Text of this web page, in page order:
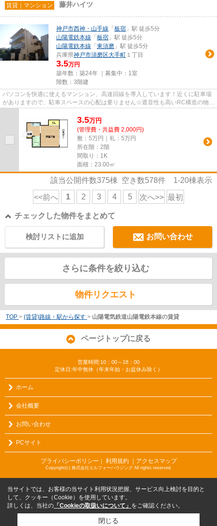
賃貸｜マンション 藤井ハイツ
神戸市西神・山手線 「 板宿 」駅 徒歩5分
山陽電鉄本線 「 板宿 」駅 徒歩5分
山陽電鉄本線 「 東須磨 」駅 徒歩5分
兵庫県神戸市須磨区大手町 １丁目
3.5万円
築年数：築24年 ｜募集中： 1室
階数：3階建
パソコンを快適に使えるマンション、高速回線を導入しています！近くに駐車場
がありますので、駐車スペースの心配は要りません☆遮音性も高いRC構造の物
3.5万円
(管理費・共益費 2,000円)
敷：5万円｜礼：5万円
所在階：2階
間取り：1K
面積：23.00㎡
該当公開件数375棟 空き数578件 1-20棟表示
<<前へ 1 2 3 4 5 次へ>> 最初
チェックした物件をまとめて
お問い合わせ
検討リストに追加
さらに条件を絞り込む
物件リクエスト
TOP > (賃貸)路線・駅から探す > 山陽電気鉄道山陽電鉄本線の賃貸
ページトップに戻る
営業時間:10：00～18：00
定休日:年中無休（年末年始・お盆休み除く）
ホーム
会社概要
お問い合わせ
PCサイト
プライバシーポリシー ｜ 利用規約 ｜アクセスマップ
Copyright(c) 株式会社エルフォーハウジング All rights reserved.
当サイトでは、お客様の当サイト利用状況把握、サービス向上検討を目的と
して、クッキー（Cookie）を使用しています。
詳しくは、当社の 「Cookieの取扱いについて」 をご確認ください。
閉じる